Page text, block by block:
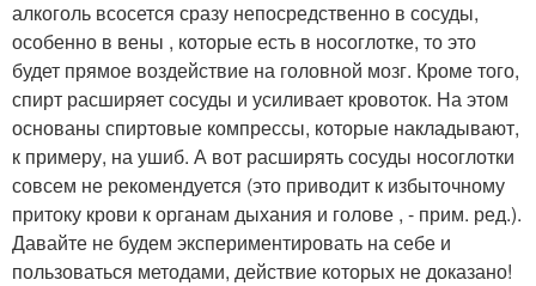
алкоголь всосется сразу непосредственно в сосуды,
особенно в вены , которые есть в носоглотке, то это
будет прямое воздействие на головной мозг. Кроме того,
спирт расширяет сосуды и усиливает кровоток. На этом
основаны спиртовые компрессы, которые накладывают,
к примеру, на ушиб. А вот расширять сосуды носоглотки
совсем не рекомендуется (это приводит к избыточному
притоку крови к органам дыхания и голове , - прим. ред.).
Давайте не будем экспериментировать на себе и
пользоваться методами, действие которых не доказано!